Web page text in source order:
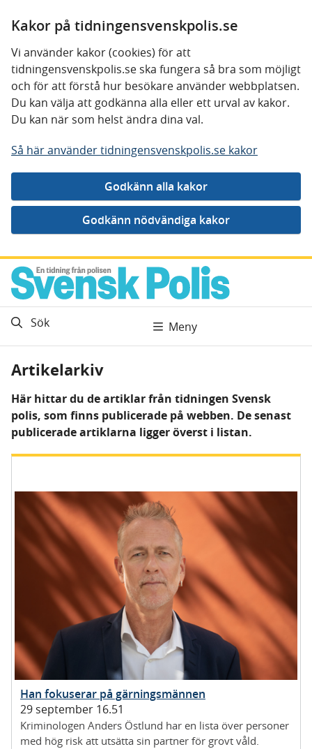
Kakor på tidningensvenskpolis.se
Vi använder kakor (cookies) för att
tidningensvenskpolis.se ska fungera så bra som möjligt
och för att förstå hur besökare använder webbplatsen.
Du kan välja att godkänna alla eller ett urval av kakor.
Du kan när som helst ändra dina val.
Så här använder tidningensvenskpolis.se kakor
Gå direkt till innehåll
Sök Meny
Artikelarkiv
Här hittar du de artiklar från tidningen Svensk
polis, som finns publicerade på webben. De senast
publicerade artiklarna ligger överst i listan.
Han fokuserar på gärningsmännen
29 september 16.51
Kriminologen Anders Östlund har en lista över personer
med hög risk att utsätta sin partner för grovt våld.